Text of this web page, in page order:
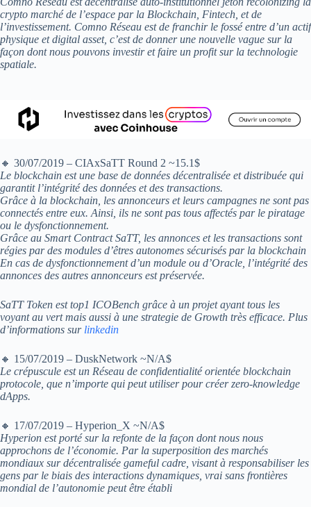
crypto marché de l’espace par la Blockchain, Fintech, et de
l’investissement. Comno Réseau est de franchir le fossé entre d’un actif
physique et digital asset, c’est de donner une nouvelle vague sur la
façon dont nous pouvons investir et faire un profit sur la technologie
spatiale.
🔸 30/07/2019 – CIAxSaTT Round 2 ~15.1$
Le blockchain est une base de données décentralisée et distribuée qui
garantit l’intégrité des données et des transactions.
Grâce à la blockchain, les annonceurs et leurs campagnes ne sont pas
connectés entre eux. Ainsi, ils ne sont pas tous affectés par le piratage
ou le dysfonctionnement.
Grâce au Smart Contract SaTT, les annonces et les transactions sont
régies par des modules d’êtres autonomes sécurisés par la blockchain
En cas de dysfonctionnement d’un module ou d’Oracle, l’intégrité des
annonces des autres annonceurs est préservée.
SaTT Token est top1 ICOBench grâce à un projet ayant tous les
voyant au vert mais aussi à une strategie de Growth très efficace. Plus
d’informations sur linkedin
🔸 15/07/2019 – DuskNetwork ~N/A$
Le crépuscule est un Réseau de confidentialité orientée blockchain
protocole, que n’importe qui peut utiliser pour créer zero-knowledge
dApps.
🔸 17/07/2019 – Hyperion_X ~N/A$
Hyperion est porté sur la refonte de la façon dont nous nous
approchons de l’économie. Par la superposition des marchés
mondiaux sur décentralisée gameful cadre, visant à responsabiliser les
gens par le biais des interactions dynamiques, vrai sans frontières
mondial de l’autonomie peut être établi